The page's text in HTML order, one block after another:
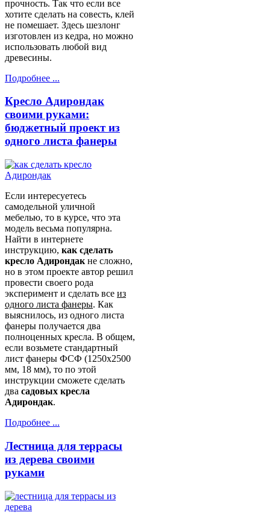
прочность. Так что если все
хотите сделать на совесть, клей
не помешает. Здесь шезлонг
изготовлен из кедра, но можно
использовать любой вид
древесины.
Подробнее ...
Кресло Адирондак
своими руками:
бюджетный проект из
одного листа фанеры
Если интересуетесь
самодельной уличной
мебелью, то в курсе, что эта
модель весьма популярна.
Найти в интернете
инструкцию, как сделать
кресло Адирондак не сложно,
но в этом проекте автор решил
провести своего рода
эксперимент и сделать все из
одного листа фанеры. Как
выяснилось, из одного листа
фанеры получается два
полноценных кресла. В общем,
если возьмете стандартный
лист фанеры ФСФ (1250х2500
мм, 18 мм), то по этой
инструкции сможете сделать
два садовых кресла
Адирондак.
Подробнее ...
Лестница для террасы
из дерева своими
руками